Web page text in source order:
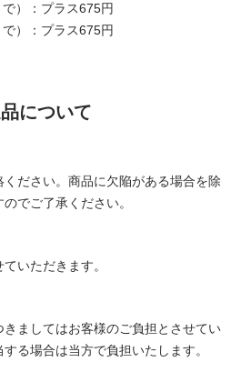
）：プラス675円
）：プラス675円
について
ださい。商品に欠陥がある場合を除
でご了承ください。
いただきます。
ましてはお客様のご負担とさせてい
る場合は当方で負担いたします。